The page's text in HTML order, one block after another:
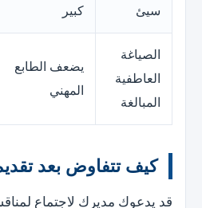
سيئ
كبير
الصياغة
العاطفية
المبالغة
يضعف الطابع
المهني
كيف تتفاوض بعد
قد يدعوك مديرك لاجتماع